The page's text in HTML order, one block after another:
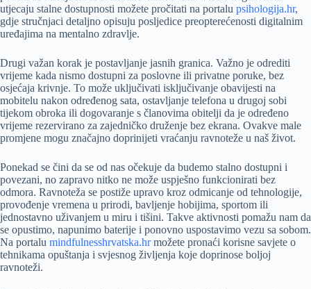
utjecaju stalne dostupnosti možete pročitati na portalu psihologija.hr,
gdje stručnjaci detaljno opisuju posljedice preopterećenosti digitalnim
uređajima na mentalno zdravlje.
Drugi važan korak je postavljanje jasnih granica. Važno je odrediti
vrijeme kada nismo dostupni za poslovne ili privatne poruke, bez
osjećaja krivnje. To može uključivati isključivanje obavijesti na
mobitelu nakon određenog sata, ostavljanje telefona u drugoj sobi
tijekom obroka ili dogovaranje s članovima obitelji da je određeno
vrijeme rezervirano za zajedničko druženje bez ekrana. Ovakve male
promjene mogu značajno doprinijeti vraćanju ravnoteže u naš život.
Ponekad se čini da se od nas očekuje da budemo stalno dostupni i
povezani, no zapravo nitko ne može uspješno funkcionirati bez
odmora. Ravnoteža se postiže upravo kroz odmicanje od tehnologije,
provođenje vremena u prirodi, bavljenje hobijima, sportom ili
jednostavno uživanjem u miru i tišini. Takve aktivnosti pomažu nam da
se opustimo, napunimo baterije i ponovno uspostavimo vezu sa sobom.
Na portalu mindfulnesshrvatska.hrmožete pronaći korisne savjete o
tehnikama opuštanja i svjesnog življenja koje doprinose boljoj
ravnoteži.